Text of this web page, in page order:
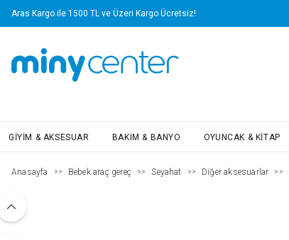
Aras Kargo ile 1500 TL ve Üzeri Kargo Ücretsiz!
GIYIM & AKSESUAR BAKIM & BANYO OYUNCAK & KITAP
Anasayfa >> Bebek araç gereç >> Seyahat >> Diğer aksesuarlar >>